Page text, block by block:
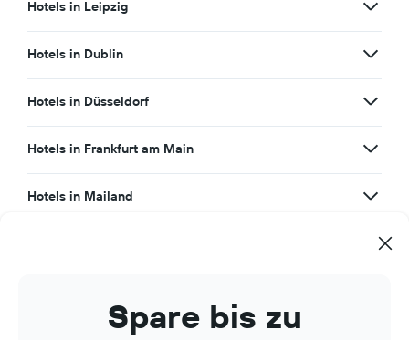
Hotels in Leipzig
Hotels in Dublin
Hotels in Düsseldorf
Hotels in Frankfurt am Main
Hotels in Mailand
Hotels in MaltaSpare bis zu